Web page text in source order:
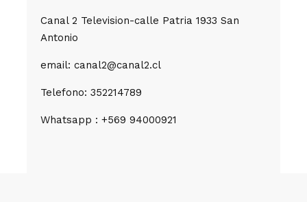
Canal 2 Television-calle Patria 1933 San
Antonio
email: canal2@canal2.cl
Telefono: 352214789
Whatsapp : +569 94000921